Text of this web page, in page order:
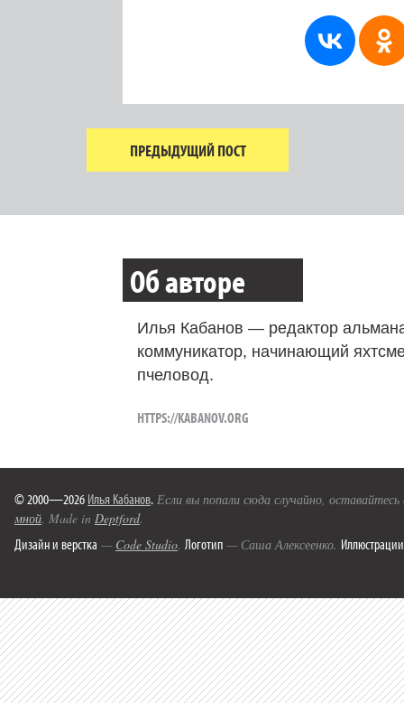
ПРЕДЫДУЩИЙ ПОСТ
Об авторе
Илья Кабанов — редактор
коммуникатор, начинающий
пчеловод.
HTTPS://KABANOV.ORG
© 2000—2026 Илья Кабанов. Если вы попали сюда случайно,
мной. Made in Deptford.
Дизайн и верстка — Code Studio. Логотип — Саша Алексеенко. Иллюстрации